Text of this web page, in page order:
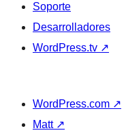
Soporte
Desarrolladores
WordPress.tv ↗
WordPress.com ↗
Matt ↗